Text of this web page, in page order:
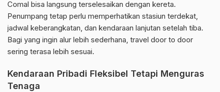
Comal bisa langsung terselesaikan dengan kereta.
Penumpang tetap perlu memperhatikan stasiun terdekat,
jadwal keberangkatan, dan kendaraan lanjutan setelah tiba.
Bagi yang ingin alur lebih sederhana, travel door to door
sering terasa lebih sesuai.
Kendaraan Pribadi Fleksibel Tetapi Menguras
Tenaga